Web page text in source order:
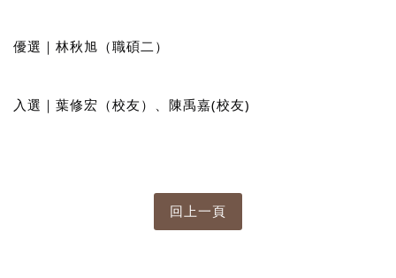
優選｜林秋旭（職碩二）
入選｜葉修宏（校友）、陳禹嘉(校友)